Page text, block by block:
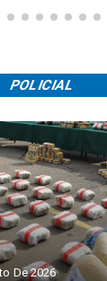
De 2026
POLICIAL